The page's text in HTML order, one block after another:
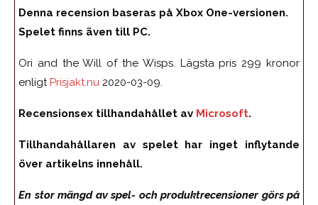
Denna recension baseras på Xbox One-versionen.
Spelet finns även till PC.
Ori and the Will of the Wisps. Lägsta pris 299 kronor
enligt Prisjakt.nu 2020-03-09.
Recensionsex tillhandahållet av Microsoft.
Tillhandahållaren av spelet har inget inflytande
över artikelns innehåll.
En stor mängd av spel- och produktrecensioner görs på